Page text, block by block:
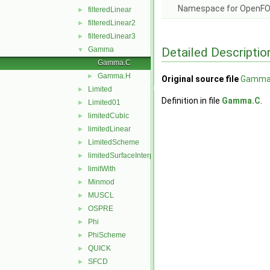
► filteredLinear
► filteredLinear2
► filteredLinear3
▼
Gamma
Gamma.C
► Gamma.H
► Limited
► Limited01
► limitedCubic
► limitedLinear
► LimitedScheme
► limitedSurfaceInterpolationScheme
► limitWith
► Minmod
► MUSCL
► OSPRE
► Phi
► PhiScheme
► QUICK
► SFCD
Namespace for
Detailed
Original source file
Definition in file Gamma.C